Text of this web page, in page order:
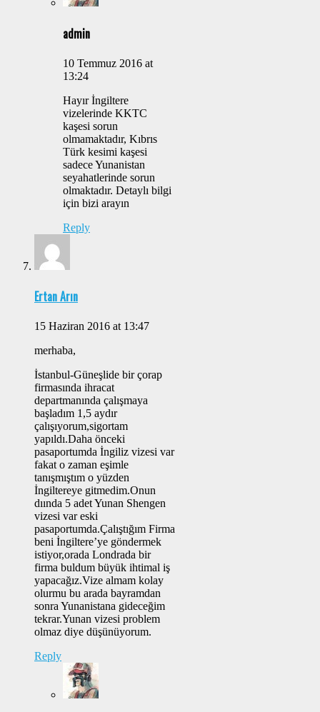
admin
10 Temmuz 2016 at
13:24
Hayır İngiltere
vizelerinde KKTC
kaşesi sorun
olmamaktadır, Kıbrıs
Türk kesimi kaşesi
sadece Yunanistan
seyahatlerinde sorun
olmaktadır. Detaylı bilgi
için bizi arayın
Reply
Ertan Arın
15 Haziran 2016 at 13:47
merhaba,
İstanbul-Güneşlide bir çorap
firmasında ihracat
departmanında çalışmaya
başladım 1,5 aydır
çalışıyorum,sigortam
yapıldı.Daha önceki
pasaportumda İngiliz vizesi var
fakat o zaman eşimle
tanışmıştım o yüzden
İngiltereye gitmedim.Onun
dıında 5 adet Yunan Shengen
vizesi var eski
pasaportumda.Çalıştığım Firma
beni İngiltere’ye göndermek
istiyor,orada Londrada bir
firma buldum büyük ihtimal iş
yapacağız.Vize almam kolay
olurmu bu arada bayramdan
sonra Yunanistana gideceğim
tekrar.Yunan vizesi problem
olmaz diye düşünüyorum.
Reply